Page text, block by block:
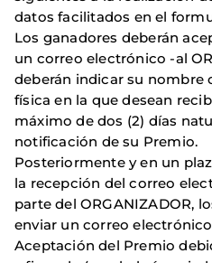
datos facilitados en el
Los ganadores deberán
un correo electrónico -al
deberán indicar su nombre
física en la que desean
máximo de dos (2) días
notificación de su Premio.
Posteriormente y en un
la recepción del correo
parte del ORGANIZADOR,
enviar un correo
Aceptación del Premio